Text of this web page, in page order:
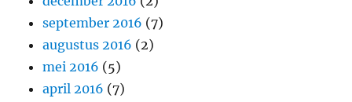
september 2016 (7)
augustus 2016 (2)
mei 2016 (5)
april 2016 (7)